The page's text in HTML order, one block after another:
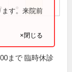
●
す。来院前
×閉じる
まで 臨時休診